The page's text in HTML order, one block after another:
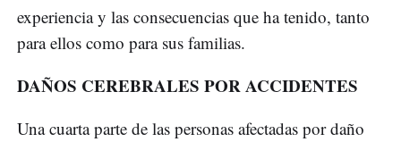
experiencia y las consecuencias que ha tenido, tanto
para ellos como para sus familias.
DAÑOS CEREBRALES POR ACCIDENTES
Una cuarta parte de las personas afectadas por daño